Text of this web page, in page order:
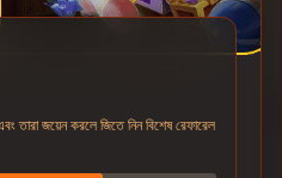
তারা জয়েন করলে জিতে নিন বিশেষ রেফারেল